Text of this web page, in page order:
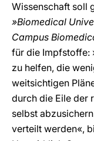
Wissenschaft soll
»Biomedical
Campus
für die Impfstoffe:
zu helfen, die
weitsichtigen
durch die Eile der
selbst
verteilt werden«,